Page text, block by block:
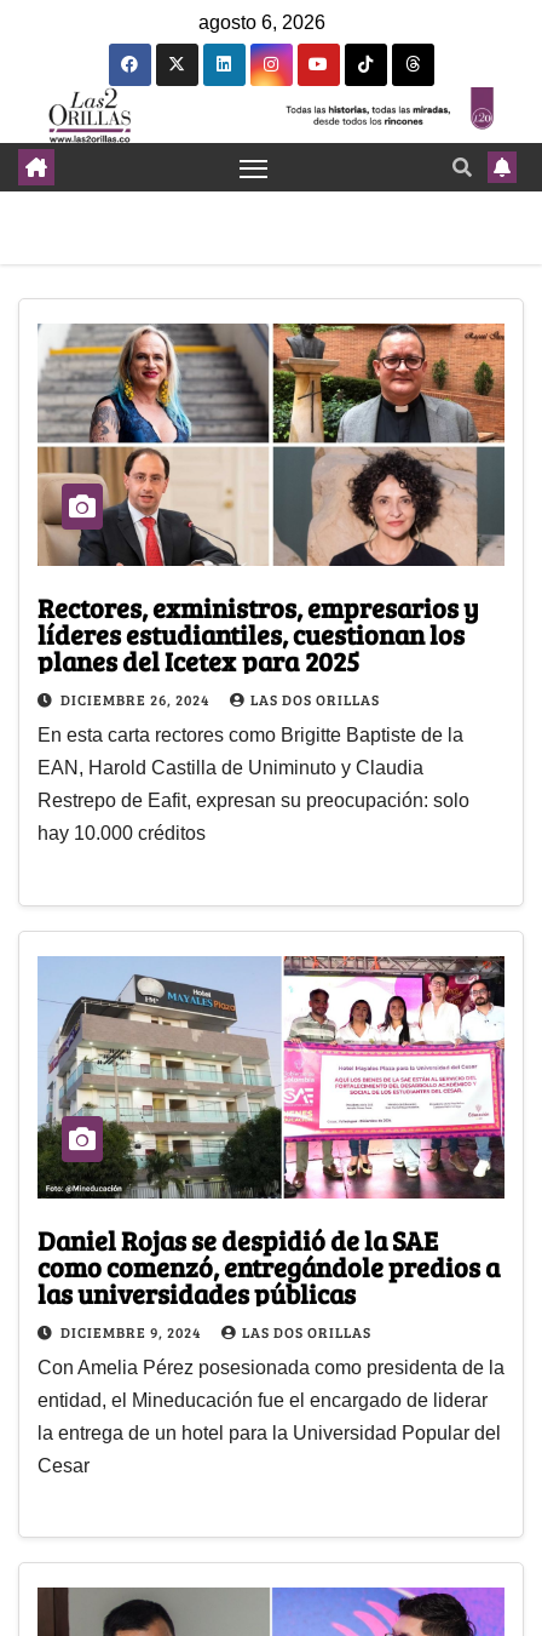
agosto 6, 2026
Rectores, exministros, empresarios y
líderes estudiantiles, cuestionan los
planes del Icetex para 2025
DICIEMBRE 26, 2024 LAS DOS ORILLAS
En esta carta rectores como Brigitte Baptiste de la
EAN, Harold Castilla de Uniminuto y Claudia
Restrepo de Eafit, expresan su preocupación: solo
hay 10.000 créditos
Daniel Rojas se despidió de la SAE
como comenzó, entregándole predios a
las universidades públicas
DICIEMBRE 9, 2024 LAS DOS ORILLAS
Con Amelia Pérez posesionada como presidenta de la
entidad, el Mineducación fue el encargado de liderar
la entrega de un hotel para la Universidad Popular del
Cesar